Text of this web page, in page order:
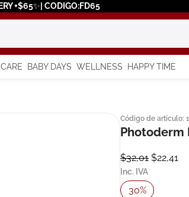
+$65✨| CODIGO:FD65
BABY DAYS WELLNESS HAPPY TIME
Código de artículo:
Photoderm
$32,01 $22,41
Inc. IVA
30%